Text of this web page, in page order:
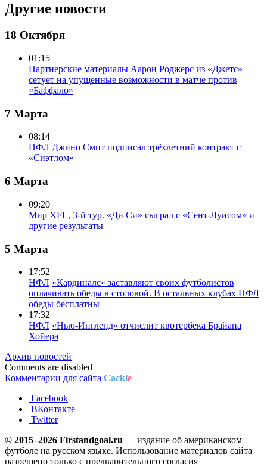
Другие новости
18 Октября
01:15
Партнерские материалы Аарон Роджерс из «Джетс»
сетует на упущенные возможности в матче против
«Баффало»
7 Марта
08:14
НФЛ Джино Смит подписал трёхлетний контракт с
«Сиэтлом»
6 Марта
09:20
Мир XFL, 3-й тур. «Ди Си» сыграл с «Сент-Луисом» и
другие результаты
5 Марта
17:52
НФЛ «Кардиналс» заставляют своих футболистов
оплачивать обеды в столовой. В остальных клубах НФЛ
обеды бесплатны
17:32
НФЛ «Нью-Ингленд» отчислит квотербека Брайана
Хойера
Архив новостей
Comments are disabled
Комментарии для сайта Cackle
Facebook
ВКонтакте
Twitter
© 2015–2026 Firstandgoal.ru — издание об американском
футболе на русском языке. Использование материалов cайта
разрешено только с предварительного согласия